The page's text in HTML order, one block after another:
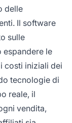
delle
Il software
sulle
espandere le
costi iniziali dei
tecnologie di
reale, il
vendita,